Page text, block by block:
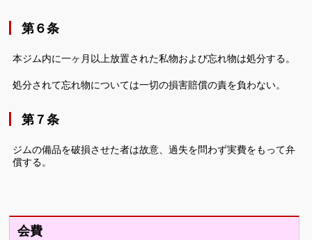
第６条
本ジム内に一ヶ月以上放置された私物および忘れ物は処分する。
処分されて忘れ物については一切の損害賠償の責を負わない。
第７条
ジムの備品を破損させた者は故意、過失を問わず実費をもって弁
償する。
会費